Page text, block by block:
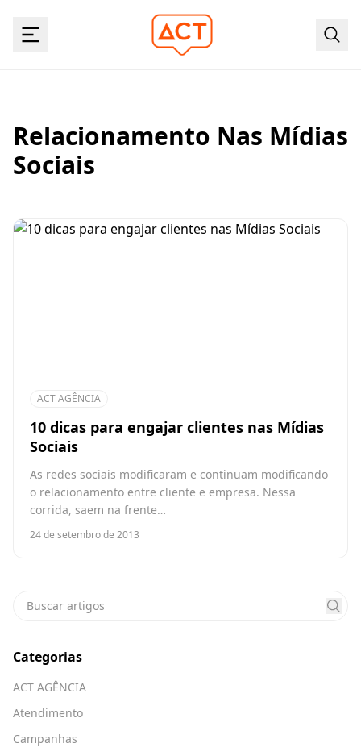
Relacionamento Nas Mídias
Sociais
ACT AGÊNCIA
10 dicas para engajar clientes nas Mídias
Sociais
As redes sociais modificaram e continuam modificando
o relacionamento entre cliente e empresa. Nessa
corrida, saem na frente…
24 de setembro de 2013
Categorias
ACT AGÊNCIA
Atendimento
Campanhas